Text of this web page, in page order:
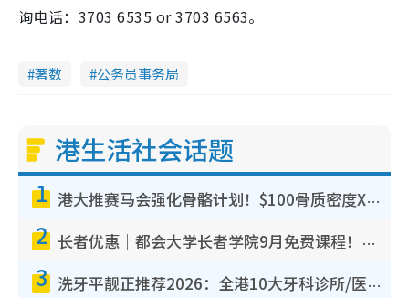
询电话：3703 6535 or 3703 6563。
著数 公务员事务局
港生活社会话题
1 港大推赛马会强化骨骼计划！$100骨质密度X光检查 完成免费运动训练送超市礼券！附参加资格
2 长者优惠｜都会大学长者学院9月免费课程！多媒体/微电影创作/网络安全 附报名方法教学
3 洗牙平靓正推荐2026：全港10大牙科诊所/医院懒人包，夜诊至8点/镇静洁牙/医疗券适用